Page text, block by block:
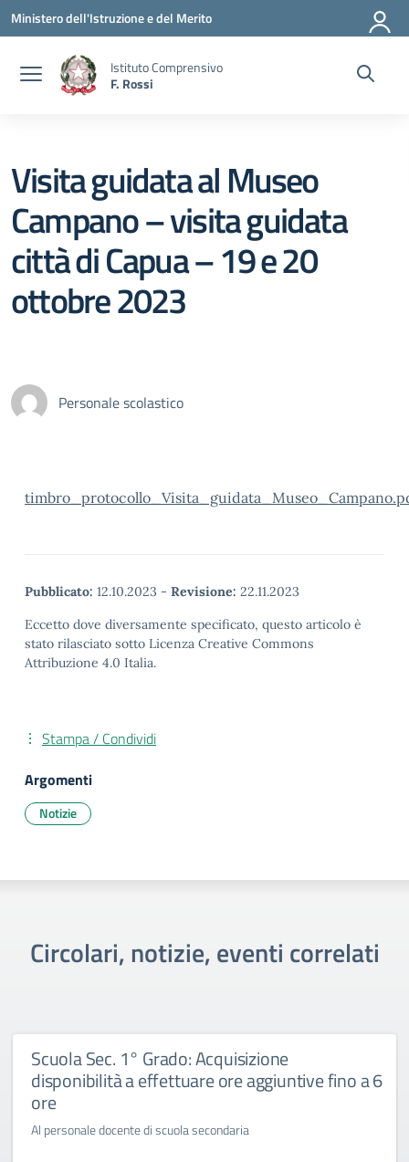
Vai ai contenuti
Vai al menu di navigazione
Vai al footer
Ministero dell'Istruzione e del Merito
Istituto Comprensivo
F. Rossi
Visita guidata al Museo
Campano – visita guidata
città di Capua – 19 e 20
ottobre 2023
Personale scolastico
Pubblicato: 12.10.2023 - Revisione: 22.11.2023
Eccetto dove diversamente specificato, questo articolo è
stato rilasciato sotto Licenza Creative Commons
Attribuzione 4.0 Italia.
Stampa / Condividi
Argomenti
Notizie
Circolari, notizie, eventi correlati
Scuola Sec. 1° Grado: Acquisizione
disponibilità a effettuare ore aggiuntive fino a 6
ore
Al personale docente di scuola secondaria